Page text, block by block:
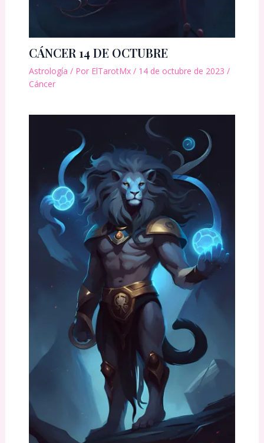
CÁNCER 14 DE OCTUBRE
Astrología / Por ElTarotMx / 14 de octubre de 2023 /
Cáncer